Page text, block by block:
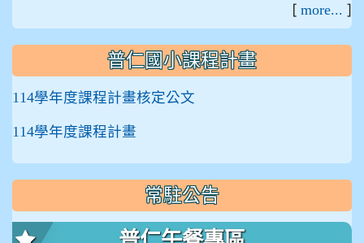
[ more... ]
普仁國小課程計畫
114學年度課程計畫核定公文
114學年度課程計畫
常駐公告